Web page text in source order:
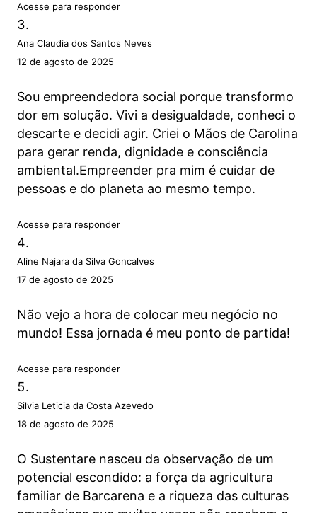
Acesse para responder
Ana Claudia dos Santos Neves
12 de agosto de 2025
Sou empreendedora social porque transformo
dor em solução. Vivi a desigualdade, conheci o
descarte e decidi agir. Criei o Mãos de Carolina
para gerar renda, dignidade e consciência
ambiental.Empreender pra mim é cuidar de
pessoas e do planeta ao mesmo tempo.
Acesse para responder
Aline Najara da Silva Goncalves
17 de agosto de 2025
Não vejo a hora de colocar meu negócio no
mundo! Essa jornada é meu ponto de partida!
Acesse para responder
Silvia Leticia da Costa Azevedo
18 de agosto de 2025
O Sustentare nasceu da observação de um
potencial escondido: a força da agricultura
familiar de Barcarena e a riqueza das culturas